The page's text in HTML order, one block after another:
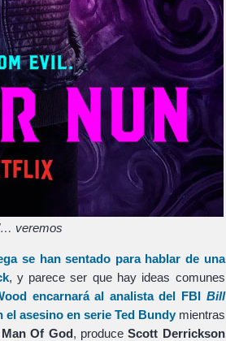
veremos
se han sentado para hablar de una
, y parece ser que hay ideas comunes
encarnará al analista del FBI Bill
el asesino en serie Ted Bundymientras
Of God, produceScott Derrickson